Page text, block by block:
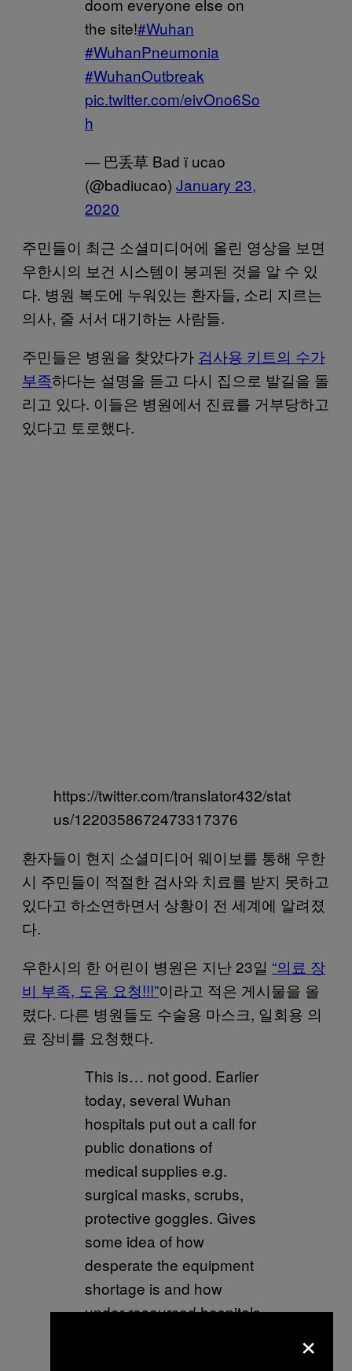
the site!#Wuhan
#WuhanPneumonia
#WuhanOutbreak
pic.twitter.com/eivOno6So
h
— 巴丢草 Bad ї ucao
(@badiucao) January 23,
2020
주민들이 최근 소셜미디어에 올린 영상을 보면
우한시의 보건 시스템이 붕괴된 것을 알 수 있
다. 병원 복도에 누워있는 환자들, 소리 지르는
의사, 줄 서서 대기하는 사람들.
주민들은 병원을 찾았다가 검사용 키트의 수가
부족하다는 설명을 듣고 다시 집으로 발길을 돌
리고 있다. 이들은 병원에서 진료를 거부당하고
있다고 토로했다.
https://twitter.com/translator432/stat
us/1220358672473317376
환자들이 현지 소셜미디어 웨이보를 통해 우한
시 주민들이 적절한 검사와 치료를 받지 못하고
있다고 하소연하면서 상황이 전 세계에 알려졌
다.
우한시의 한 어린이 병원은 지난 23일 “의료 장
비 부족, 도움 요청!!!”이라고 적은 게시물을 올
렸다. 다른 병원들도 수술용 마스크, 일회용 의
료 장비를 요청했다.
This is… not good. Earlier
today, several Wuhan
hospitals put out a call for
public donations of
medical supplies e.g.
surgical masks, scrubs,
protective goggles. Gives
some idea of how
desperate the equipment
shortage is and how
under-resourced hospitals
×